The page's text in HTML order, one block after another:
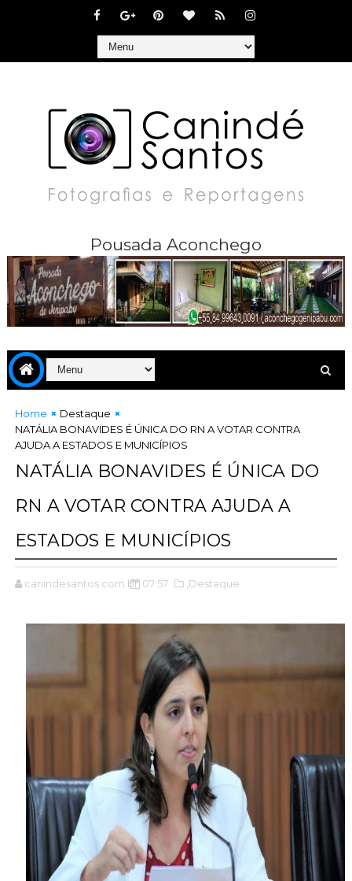
Pousada Aconchego
Home
Destaque
NATÁLIA BONAVIDES É ÚNICA DO RN A VOTAR CONTRA
AJUDA A ESTADOS E MUNICÍPIOS
NATÁLIA BONAVIDES É ÚNICA DO
RN A VOTAR CONTRA AJUDA A
ESTADOS E MUNICÍPIOS
canindesantos.com.br 07:57 ,Destaque